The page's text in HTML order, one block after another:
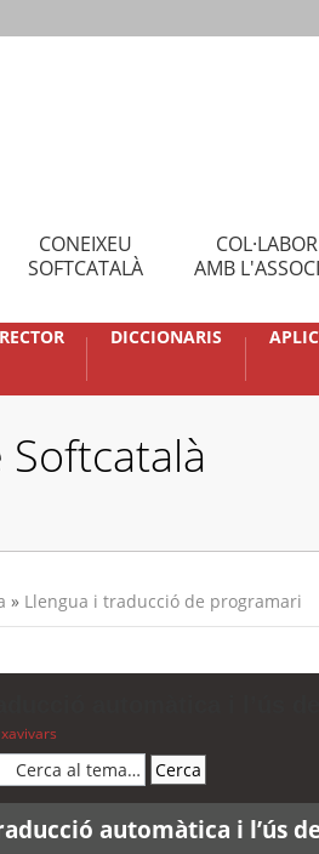
CONEIXEU
SOFTCATALÀ
AMB
DICCIONARIS
» Llengua i traducció de programari
xavivars
automàtica i l’ús